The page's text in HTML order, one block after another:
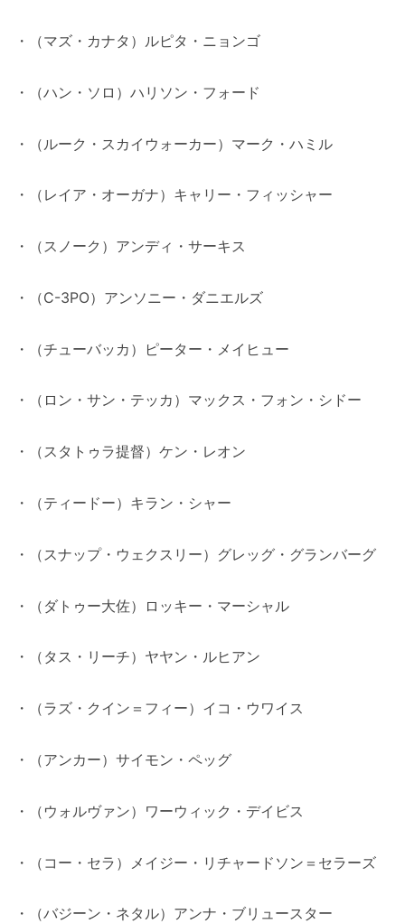
・（マズ・カナタ）ルピタ・ニョンゴ
・（ハン・ソロ）ハリソン・フォード
・（ルーク・スカイウォーカー）マーク・ハミル
・（レイア・オーガナ）キャリー・フィッシャー
・（スノーク）アンディ・サーキス
・（C-3PO）アンソニー・ダニエルズ
・（チューバッカ）ピーター・メイヒュー
・（ロン・サン・テッカ）マックス・フォン・シドー
・（スタトゥラ提督）ケン・レオン
・（ティードー）キラン・シャー
・（スナップ・ウェクスリー）グレッグ・グランバーグ
・（ダトゥー大佐）ロッキー・マーシャル
・（タス・リーチ）ヤヤン・ルヒアン
・（ラズ・クイン＝フィー）イコ・ウワイス
・（アンカー）サイモン・ペッグ
・（ウォルヴァン）ワーウィック・デイビス
・（コー・セラ）メイジー・リチャードソン＝セラーズ
・（バジーン・ネタル）アンナ・ブリュースター